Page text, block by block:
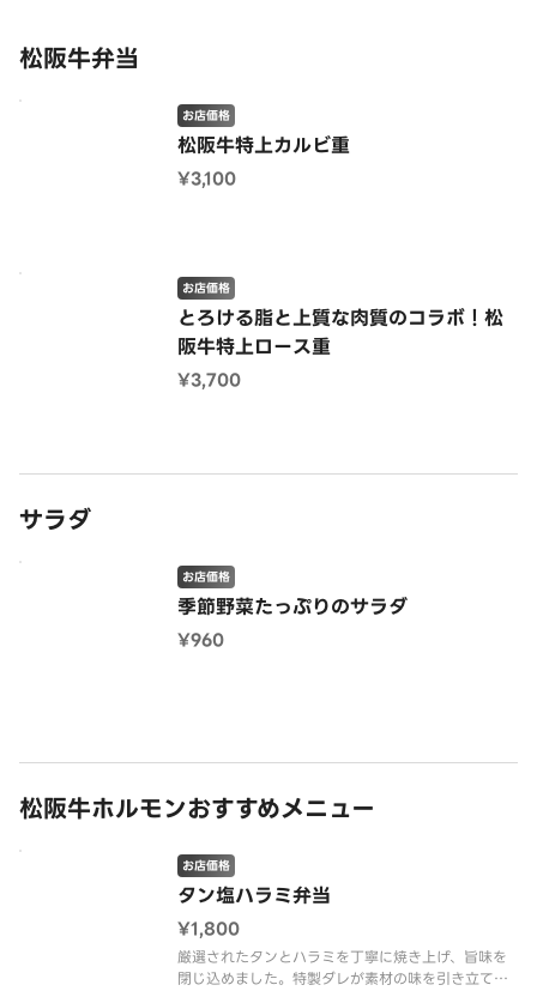
松阪牛弁当
松阪牛特上カルビ重
お店価格
¥3,100
とろける脂と上質な肉質のコラボ！松
阪牛特上ロース重
お店価格
¥3,700
サラダ
季節野菜たっぷりのサラダ
お店価格
¥960
松阪牛ホルモンおすすめメニュー
タン塩ハラミ弁当
お店価格
¥1,800
厳選されたタンとハラミを丁寧に焼き上げ、旨味を
閉じ込めました。特製ダレが素材の味を引き立てま